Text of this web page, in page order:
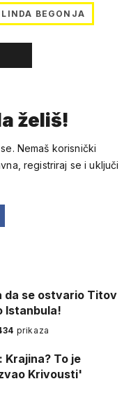
LINDA BEGONJA
želiš!
Nemaš korisnički
registriraj se i uključi
da se ostvario Titov
Istanbula!
prikaza
Krajina? To je
Krivousti'